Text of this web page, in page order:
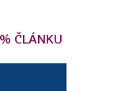
ČLÁNKU